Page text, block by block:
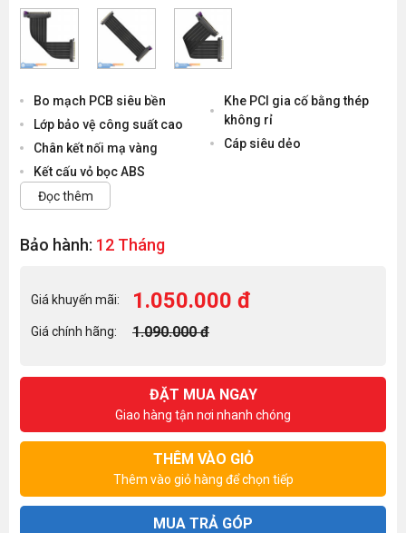
Bo mạch PCB siêu bền
Lớp bảo vệ công suất cao
Chân kết nối mạ vàng
Kết cấu vỏ bọc ABS
Khe PCI gia cố bằng thép
không rỉ
Cáp siêu dẻo
Đọc thêm
Bảo hành: 12 Tháng
Giá khuyến mãi: 1.050.000 đ
Giá chính hãng: 1.090.000 đ
ĐẶT MUA NGAY
Giao hàng tận nơi nhanh chóng
THÊM VÀO GIỎ
Thêm vào giỏ hàng để chọn tiếp
MUA TRẢ GÓP